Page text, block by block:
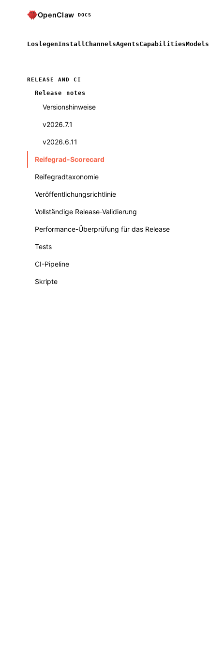
OpenClaw DOCS
LoslegenInstall ChannelsAgentsCapabilitiesModels
RELEASE AND CI
Release notes
Versionshinweise
v2026.7.1
v2026.6.11
Reifegrad-Scorecard
Reifegradtaxonomie
Veröffentlichungsrichtlinie
Vollständige Release-Validierung
Performance-Überprüfung für das Release
Tests
CI-Pipeline
Skripte